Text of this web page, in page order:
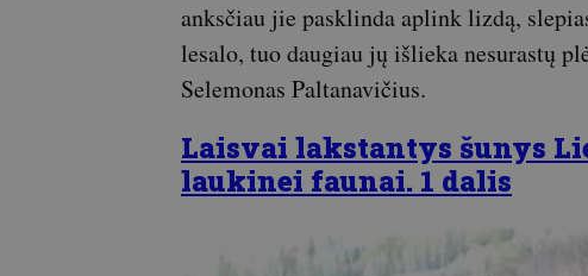
anksčiau jie pasklinda aplink lizdą,
lesalo, tuo daugiau jų išlieka nesurastų
Selemonas Paltanavičius.
Laisvai lakstantys šunys
laukinei faunai. 1 dalis